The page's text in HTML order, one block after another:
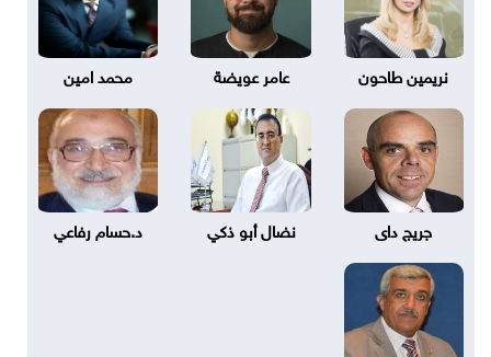
نريمين طاحون عامر عويضة محمد امين
جريج داى نضال أبو ذكي د.حسام رفاعي